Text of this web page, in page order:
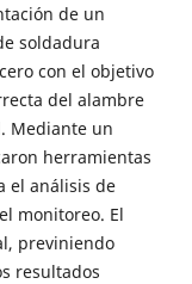
de un
soldadura
con el objetivo
del alambre
Mediante un
herramientas
el análisis de
monitoreo. El
previniendo
resultados